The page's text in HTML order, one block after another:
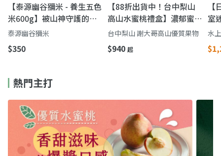
【泰源幽谷獼米 - 養生五色
米600g】被山神守護的秘
境米香｜泰源幽谷「養生五
色米」一口吃進山嵐與溪水
的甘甜
泰源幽谷獼米
$350
【88折出貨中！台中梨山
高山水蜜桃禮盒】濃郁蜜桃
香氣 鮮甜多汁一吃難忘
台中梨山 謝大哥高山優質果物
$940 起
室
薄
水
熱門主打